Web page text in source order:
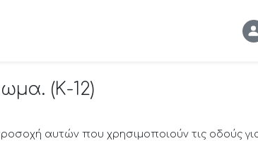
(Κ-12)
αυτών που χρησιμοποιούν τις οδούς